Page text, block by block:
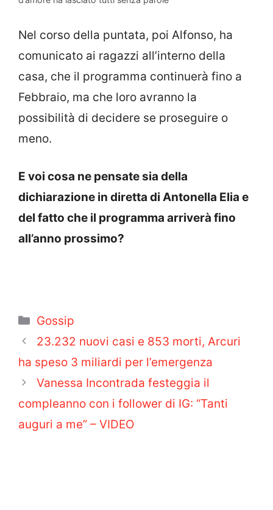
Nel corso della puntata, poi Alfonso, ha
comunicato ai ragazzi all’interno della
casa, che il programma continuerà fino a
Febbraio, ma che loro avranno la
possibilità di decidere se proseguire o
meno.
E voi cosa ne pensate sia della
dichiarazione in diretta di Antonella Elia e
del fatto che il programma arriverà fino
all’anno prossimo?
Categorie
Gossip
23.232 nuovi casi e 853 morti, Arcuri
ha speso 3 miliardi per l’emergenza
Vanessa Incontrada festeggia il
compleanno con i follower di IG: “Tanti
auguri a me” – VIDEO